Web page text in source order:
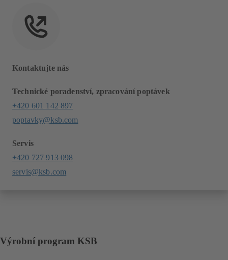
Kontaktujte nás
Technické poradenství, zpracování poptávek
+420 601 142 897
poptavky@ksb.com
Servis
+420 727 913 098
servis@ksb.com
Výrobní program KSB